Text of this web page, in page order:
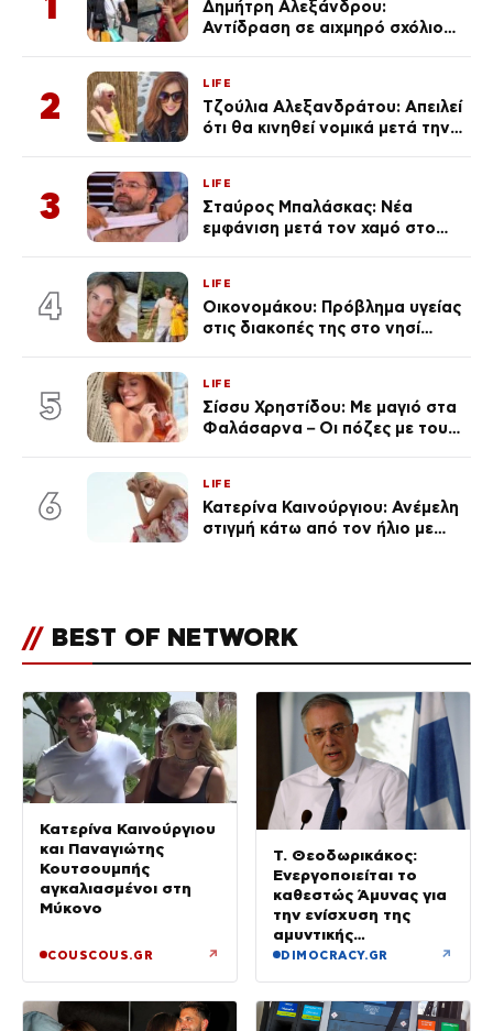
Δημήτρη Αλεξάνδρου:
Αντίδραση σε αιχμηρό σχόλιο
2
LIFE
Τζούλια Αλεξανδράτου: Απειλεί
ότι θα κινηθεί νομικά μετά την
3
LIFE
Σταύρος Μπαλάσκας: Νέα
εμφάνιση μετά τον χαμό στο
4
LIFE
Οικονομάκου: Πρόβλημα υγείας
στις διακοπές της στο νησί
5
LIFE
Σίσσυ Χρηστίδου: Με μαγιό στα
Φαλάσαρνα – Οι πόζες με τους
6
LIFE
Κατερίνα Καινούργιου: Ανέμελη
στιγμή κάτω από τον ήλιο με
// BEST OF NETWORK
Κατερίνα Καινούργιου
και Παναγιώτης
Κουτσουμπής
αγκαλιασμένοι στη
Μύκονο
COUSCOUS.GR ↗
Τ. Θεοδωρικάκος:
Ενεργοποιείται το
καθεστώς Άμυνας για
την ενίσχυση της
αμυντικής
βιομηχανίας
DIMOCRACY.GR ↗